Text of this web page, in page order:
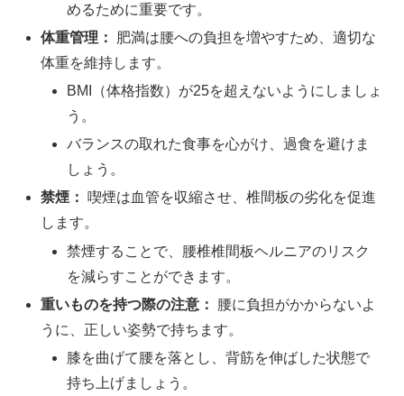
めるために重要です。
体重管理：
肥満は腰への負担を増やすため、適切な
体重を維持します。
BMI（体格指数）が25を超えないようにしましょ
う。
バランスの取れた食事を心がけ、過食を避けま
しょう。
禁煙：
喫煙は血管を収縮させ、椎間板の劣化を促進
します。
禁煙することで、腰椎椎間板ヘルニアのリスク
を減らすことができます。
重いものを持つ際の注意：
腰に負担がかからないよ
うに、正しい姿勢で持ちます。
膝を曲げて腰を落とし、背筋を伸ばした状態で
持ち上げましょう。